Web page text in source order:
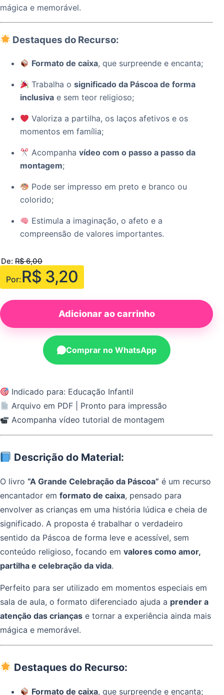
mágica e memorável.
Destaques do Recurso:
Formato de caixa, que surpreende e encanta;
Trabalha osignificado da Páscoa de forma
inclusiva e sem teor religioso;
Valoriza a partilha, os laços afetivos e os
momentos em família;
Acompanhavídeo com o passo a passo da
montagem;
Pode ser impresso em preto e branco ou
colorido;
Estimula a imaginação, o afeto e a
compreensão de valores importantes.
De: R$6,00
Por:R$ 3,20
Adicionar ao carrinho
Comprar no WhatsApp
Indicado para: Educação Infantil
Arquivo em PDF | Pronto para impressão
Acompanha vídeo tutorial de montagem
Descrição do Material:
O livro “A Grande Celebração da Páscoa” é um recurso
encantador em formato de caixa, pensado para
envolver as crianças em uma história lúdica e cheia de
significado. A proposta é trabalhar o verdadeiro
sentido da Páscoa de forma leve e acessível, sem
conteúdo religioso, focando em valores como amor,
partilha e celebração da vida.
Perfeito para ser utilizado em momentos especiais em
sala de aula, o formato diferenciado ajuda a prender a
atenção das crianças e tornar a experiência ainda mais
mágica e memorável.
Destaques do Recurso:
Formato de caixa, que surpreende e encanta;